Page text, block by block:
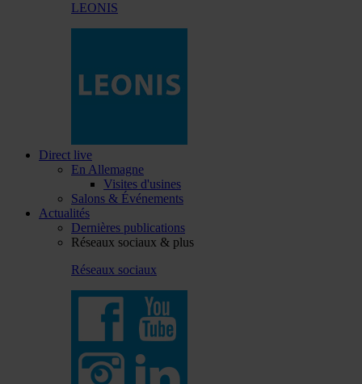
LEONIS
Direct live
En Allemagne
Visites d'usines
Salons & Événements
Actualités
Dernières publications
Réseaux sociaux & plus
Réseaux sociaux